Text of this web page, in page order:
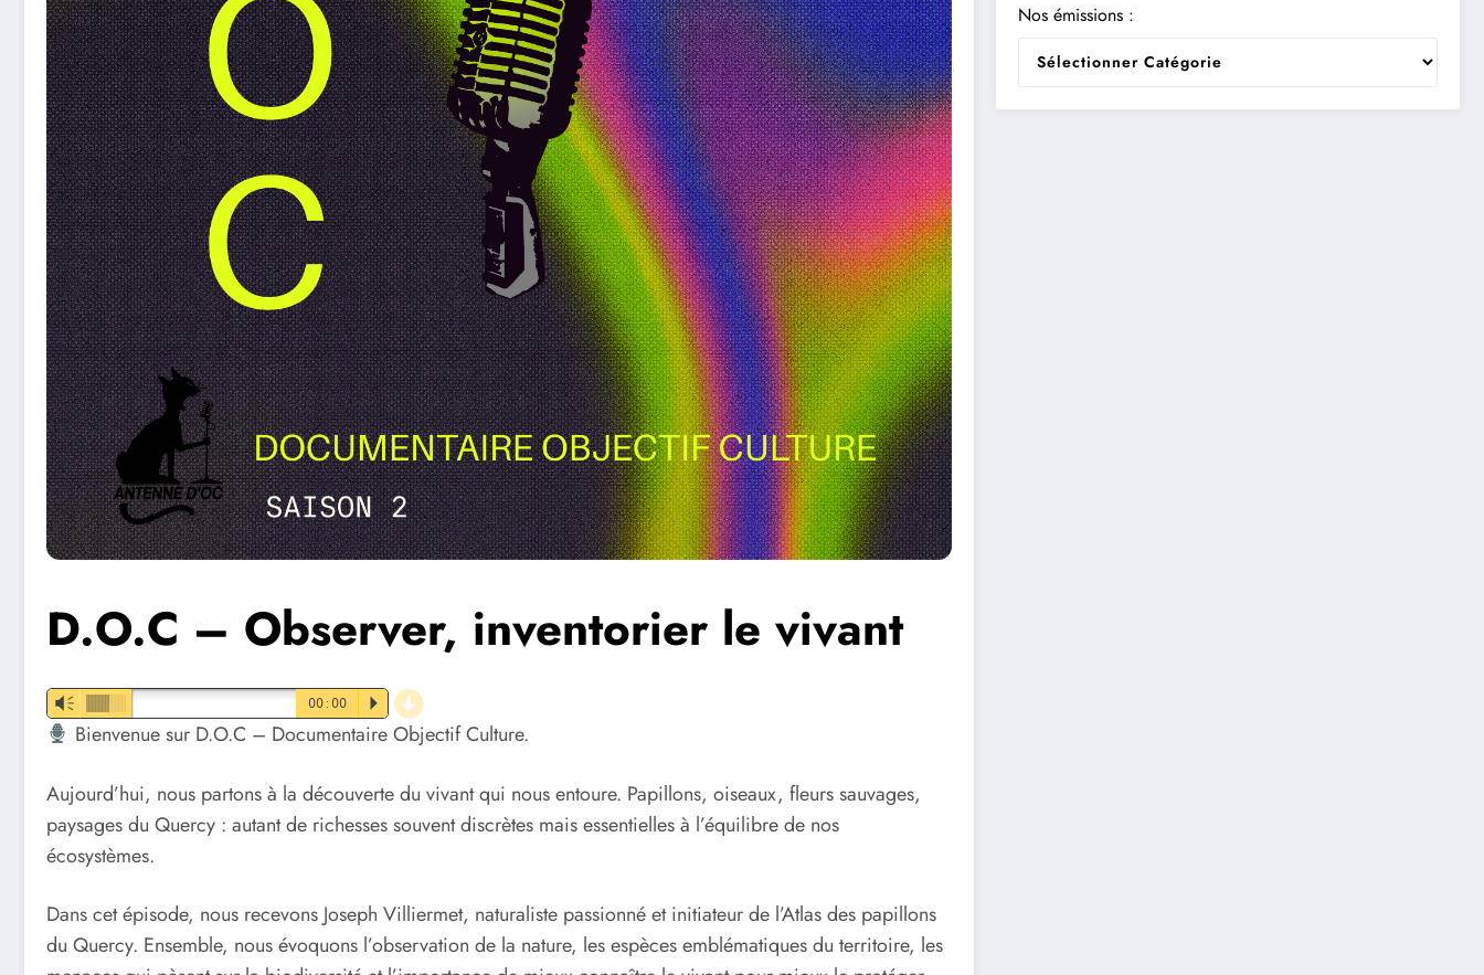
D.O.C – Observer, inventorier le vivant
Vm 00:00 P d
Bienvenue sur D.O.C – Documentaire Objectif Culture.
Aujourd’hui, nous partons à la découverte du vivant qui nous entoure. Papillons, oiseaux, fleurs sauvages,
paysages du Quercy : autant de richesses souvent discrètes mais essentielles à l’équilibre de nos
écosystèmes.
Dans cet épisode, nous recevons Joseph Villiermet, naturaliste passionné et initiateur de l’Atlas des papillons
du Quercy. Ensemble, nous évoquons l’observation de la nature, les espèces emblématiques du territoire, les
Nos émissions :